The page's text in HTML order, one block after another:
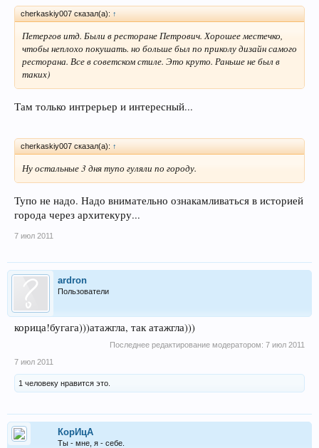
cherkaskiy007 сказал(а): ↑
Петергов итд. Были в ресторане Петрович. Хорошее местечко,
чтобы неплохо покушать. но больше был по приколу дизайн самого
ресторана. Все в советском стиле. Это круто. Раньше не был в
таких)
Там только интрерьер и интересный...
cherkaskiy007 сказал(а): ↑
Ну остальные 3 дня тупо гуляли по городу.
Тупо не надо. Надо внимательно ознакамливаться в историей
города через архитекуру...
7 июл 2011
ardron
Пользователи
корица!бугага)))атажгла, так атажгла)))
Последнее редактирование модератором: 7 июл 2011
7 июл 2011
1 человеку нравится это.
КорИцА
Ты - мне, я - себе.